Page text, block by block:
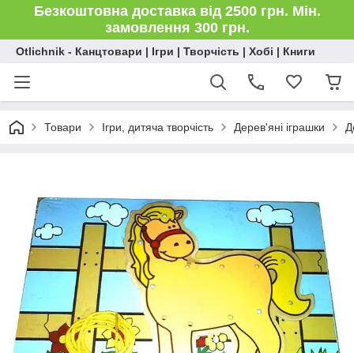
Безкоштовна доставка від 2500 грн. Мін.
замовлення 300 грн.
Otlichnik - Канцтовари | Ігри | Творчість | Хобі | Книги
Товари Ігри, дитяча творчість Дерев'яні іграшки